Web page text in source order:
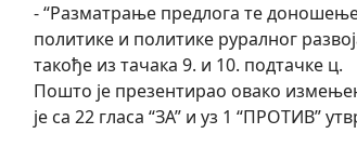
- “Разматрање предлога те
политике и политике руралног
такође из тачака 9. и 10. подтачке ц.
Пошто је презентирао овако
је са 22 гласа “ЗА” и уз 1 “ПРОТИВ”